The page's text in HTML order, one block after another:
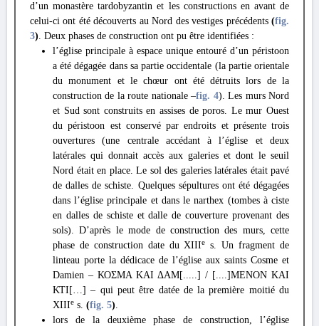
d’un monastère tardobyzantin et les constructions en avant de
celui-ci ont été découverts au Nord des vestiges précédents (fig.
3). Deux phases de construction ont pu être identifiées :
l’église principale à espace unique entouré d’un péristoon
a été dégagée dans sa partie occidentale (la partie orientale
du monument et le chœur ont été détruits lors de la
construction de la route nationale –fig. 4). Les murs Nord
et Sud sont construits en assises de poros. Le mur Ouest
du péristoon est conservé par endroits et présente trois
ouvertures (une centrale accédant à l’église et deux
latérales qui donnait accès aux galeries et dont le seuil
Nord était en place. Le sol des galeries latérales était pavé
de dalles de schiste. Quelques sépultures ont été dégagées
dans l’église principale et dans le narthex (tombes à ciste
en dalles de schiste et dalle de couverture provenant des
sols). D’après le mode de construction des murs, cette
phase de construction date du XIIIe
s. Un fragment de
linteau porte la dédicace de l’église aux saints Cosme et
Damien – ΚΟΣΜΑ ΚΑΙ ΔΑΜ[.....] / [....]ΜΕΝΟΝ ΚΑΙ
ΚΤΙ[…] – qui peut être datée de la première moitié du
XIIIe s. (fig. 5).
lors de la deuxième phase de construction, l’église